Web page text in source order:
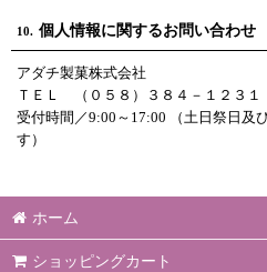
10. 個人情報に関するお問い合わせ
アダチ製菓株式会社
ＴＥＬ （０５８）３８４－１２３１
受付時間／9:00～17:00 （土日祭日及
す）
ホーム
ショッピングカート